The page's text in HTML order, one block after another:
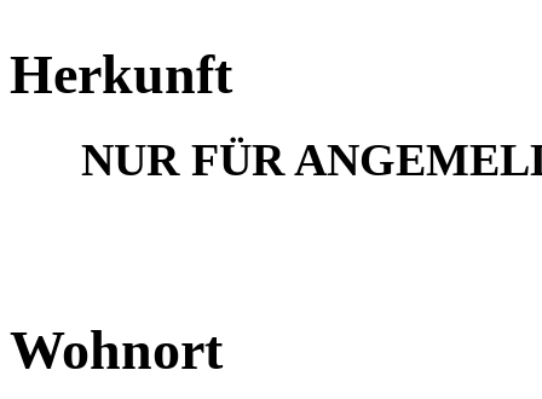
Herkunft
NUR FÜR
Wohnort